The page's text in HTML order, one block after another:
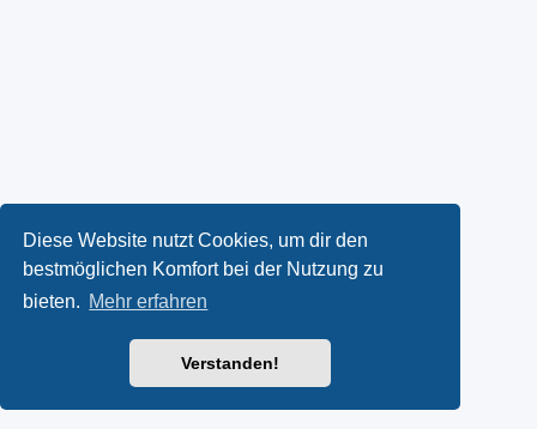
Diese Website nutzt Cookies, um dir den
bestmöglichen Komfort bei der Nutzung zu
bieten. Mehr erfahren
Verstanden!